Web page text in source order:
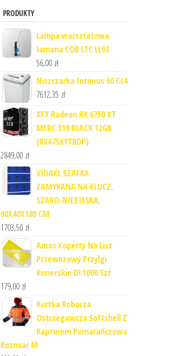
PRODUKTY
Lampa warsztatowa
łamana COB LTC LL93
56,00 zł
Niszczarka Intimus 60 Cc4
7612,35 zł
XFX Radeon RX 6750 XT
MERC 319 BLACK 12GB
(RX675XYTBDP)
2849,00 zł
VIDAXL SZAFKA
ZAMYKANA NA KLUCZ,
SZARO-NIEBIESKA,
90X40X180 CM
1703,50 zł
Amos Koperty Na List
Przewozowy Przylgi
Kurierskie Dl 1000 Szt
179,00 zł
Kurtka Robocza
Ostrzegawcza Softshell Z
Kapturem Pomarańczowa
Rozmiar M